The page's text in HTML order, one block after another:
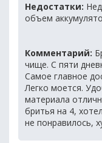
Недостатки:
объем
Комментарий:
чище. С пяти
Самое главное
Легко моется.
материала
бритья на 4,
не понравилось,